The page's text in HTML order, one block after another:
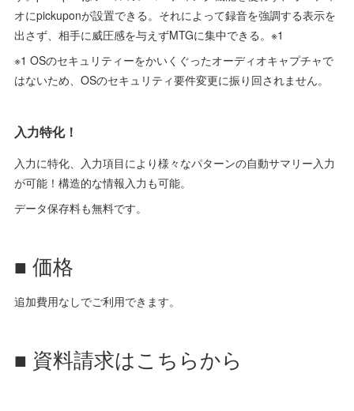
オにpickuponが設置できる。それによって録音を強調する表示を
出さず、相手に威圧感を与えずMTGに集中できる。※1
※1 OSのセキュリティーをかいくぐったオーディオキャプチャで
はないため、OSのセキュリティ要件変更に振り回されません。
入力特化！
入力に特化、入力項目により様々なパターンの自動サマリー入力
が可能！構造的な情報入力も可能。
データ保存料も無料です。
■ 価格
追加費用なしでご利用できます。
■ 資料請求はこちらから